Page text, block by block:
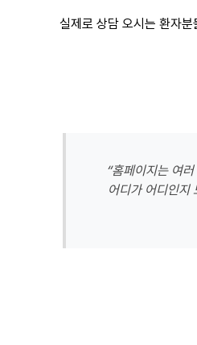
실제로 상담 오시는 환자분
“홈페이지는 여
어디가 어디인지